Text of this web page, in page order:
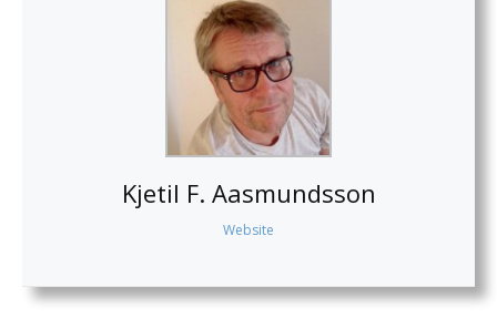
Kjetil F. Aasmundsson
Website